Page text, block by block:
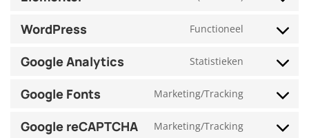
Consent
elementor
WordPress Functioneel
Consent
wordpress
Google Analytics Statistieken
Consent
Google Fonts Marketing/Tracking
Consent
Google reCAPTCHA Marketing/Tracking
Consent